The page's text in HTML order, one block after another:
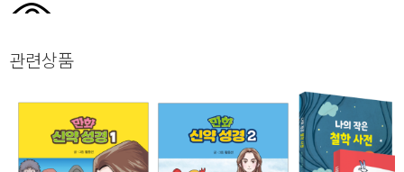
관련상품